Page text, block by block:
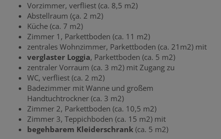
Vorzimmer, verfliest (ca. 8,5 m2)
Abstellraum (ça. 2 m2)
Küche (ca. 7 m2)
Zimmer 1, Parkettboden (ca. 11 m2)
zentrales Wohnzimmer, Parkettboden (ca. 21m2) mit
verglaster Loggia, Parkettboden (ca. 5 m2)
zentraler Vorraum (ca. 3 m2) mit Zugang zu
WC, verfliest (ca. 2 m2)
Badezimmer mit Wanne und großem
Handtuchtrockner (ca. 3 m2)
Zimmer 2, Parkettboden (ca. 10,5 m2)
Zimmer 3, Teppichboden (ca. 15 m2) mit
begehbarem Kleiderschrank (ca. 5 m2)